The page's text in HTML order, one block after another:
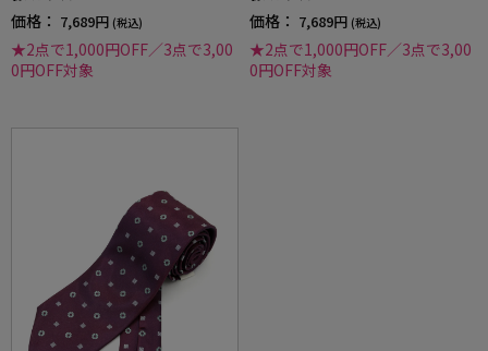
価格： 7,689円 (税込)
★2点で1,000円OFF／3点で3,00
0円OFF対象
価格： 7,689円 (税込)
★2点で1,000円OFF／3点で3,00
0円OFF対象